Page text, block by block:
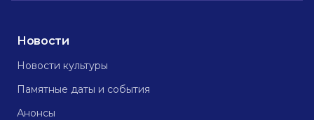
Новости
Новости культуры
Памятные даты и события
Анонсы